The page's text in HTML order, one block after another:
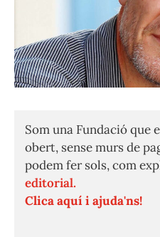
Som una Fundació que
obert, sense murs de
podem fer sols, com
editorial.
Clica aquí i ajuda'ns!